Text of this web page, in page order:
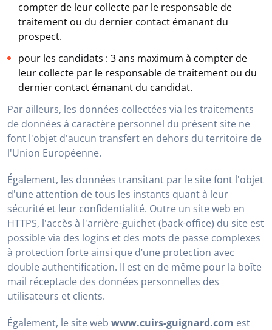
compter de leur collecte par le responsable de
traitement ou du dernier contact émanant du
prospect.
pour les candidats : 3 ans maximum à compter de
leur collecte par le responsable de traitement ou du
dernier contact émanant du candidat.
Par ailleurs, les données collectées via les traitements
de données à caractère personnel du présent site ne
font l'objet d'aucun transfert en dehors du territoire de
l'Union Européenne.
Également, les données transitant par le site font l'objet
d'une attention de tous les instants quant à leur
sécurité et leur confidentialité. Outre un site web en
HTTPS, l'accès à l'arrière-guichet (back-office) du site est
possible via des logins et des mots de passe complexes
à protection forte ainsi que d’une protection avec
double authentification. Il est en de même pour la boîte
mail réceptacle des données personnelles des
utilisateurs et clients.
Également, le site web www.cuirs-guignard.com est